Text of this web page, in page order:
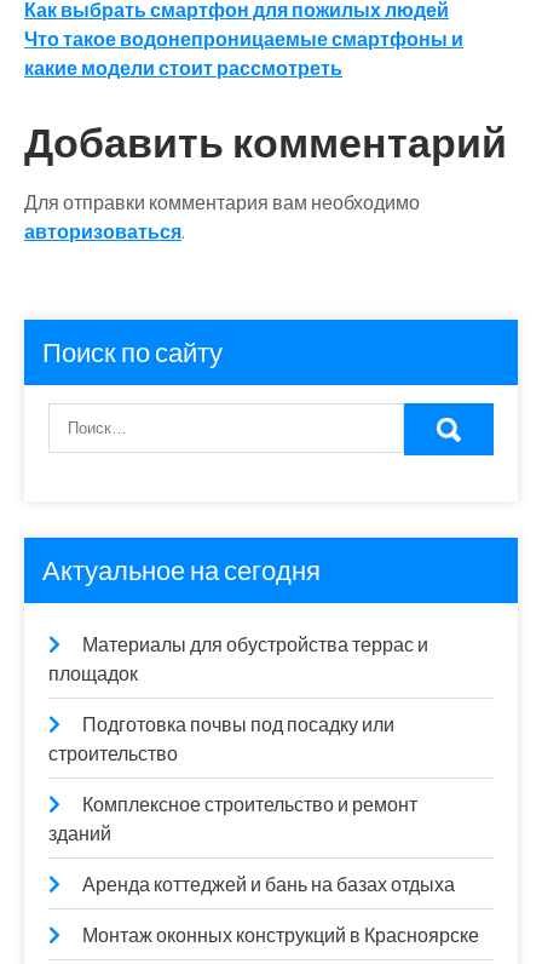
Навигация
по
Как выбрать смартфон для пожилых людей
Что такое водонепроницаемые смартфоны и
какие модели стоит рассмотреть
Добавить комментарий
Для отправки комментария вам необходимо
авторизоваться.
Поиск по сайту
Актуальное на сегодня
Материалы для обустройства террас и
площадок
Подготовка почвы под посадку или
строительство
Комплексное строительство и ремонт
зданий
Аренда коттеджей и бань на базах отдыха
Монтаж оконных конструкций в Красноярске